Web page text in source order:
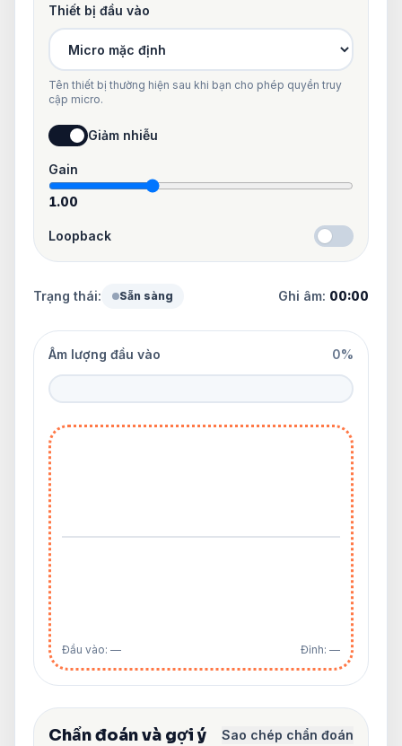
Thiết bị đầu vào
Tên thiết bị thường hiện sau khi bạn cho phép quyền truy
cập micro.
Giảm nhiễu
Gain
1.00
Loopback
Trạng thái: Sẵn sàng Ghi âm: 00:00
Âm lượng đầu vào 0%
Đầu vào: — Đỉnh: —
Chẩn đoán và gợi ý Sao chép chẩn đoán